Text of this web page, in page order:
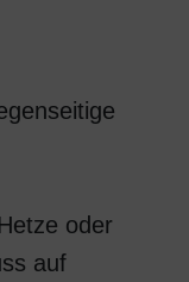
oder
auf